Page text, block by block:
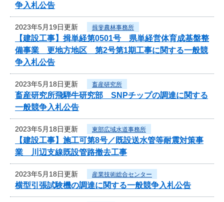
争入札公告
2023年5月19日更新 揖斐農林事務所
【建設工事】揖単経第0501号 県単経営体育成基盤整
備事業 更地方地区 第2号第1期工事に関する一般競
争入札公告
2023年5月18日更新 畜産研究所
畜産研究所飛騨牛研究部 SNPチップの調達に関する
一般競争入札公告
2023年5月18日更新 東部広域水道事務所
【建設工事】施工可第8号／既設送水管等耐震対策事
業 川辺支線既設管路撤去工事
2023年5月18日更新 産業技術総合センター
横型引張試験機の調達に関する一般競争入札公告